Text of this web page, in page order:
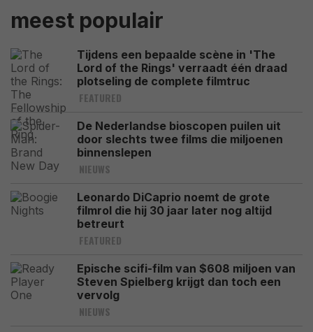
meest populair
Tijdens een bepaalde scène in 'The
Lord of the Rings' verraadt één draad
plotseling de complete filmtruc
FEATURED
De Nederlandse bioscopen puilen uit
door slechts twee films die miljoenen
binnenslepen
NIEUWS
Leonardo DiCaprio noemt de grote
filmrol die hij 30 jaar later nog altijd
betreurt
FEATURED
Epische scifi-film van $608 miljoen van
Steven Spielberg krijgt dan toch een
vervolg
NIEUWS